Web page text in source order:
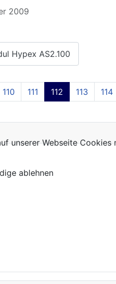
2009
Hypex AS2.100
110 111 112 113 114
unserer Webseite
ablehnen